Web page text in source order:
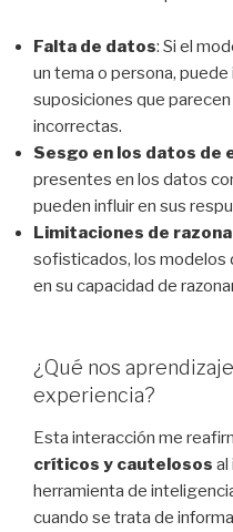
Falta de datos: Si el
un tema o persona, puede
suposiciones que
incorrectas.
Sesgo en los datos de
presentes en los datos
pueden influir en sus
Limitaciones de
sofisticados, los modelos
en su capacidad de
¿Qué nos
experiencia?
Esta interacción me
críticos y cautelosos al
herramienta de
cuando se trata de